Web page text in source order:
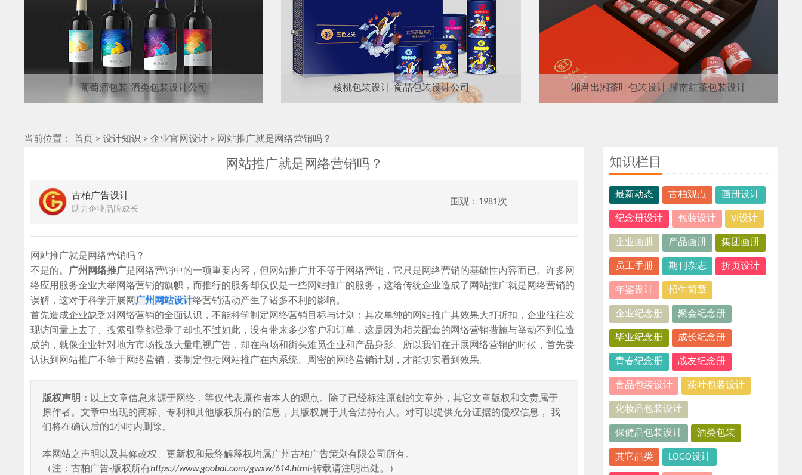
葡萄酒包装-酒类包装设计公司 核桃包装设计-食品包装设计公司 湘君出湘茶叶包装设计-湖南红茶包装设计
当前位置： 首页 >设计知识 >企业官网设计 > 网站推广就是网络营销吗？
网站推广就是网络营销吗？
古柏广告设计
助力企业品牌成长
围观：1981次
网站推广就是网络营销吗？
不是的。 广州网络推广是网络营销中的一项重要内容，但网站推广并不等于网络营销，它只是网络营销的基础性内容而已。许多网
络应用服务企业大举网络营销的旗帜，而推行的服务却仅仅是一些网站推广的服务，这给传统企业造成了网站推广就是网络营销的
误解，这对于科学开展网 广州网站设计络营销活动产生了诸多不利的影响。
首先造成企业缺乏对网络营销的全面认识，不能科学制定网络营销目标与计划；其次单纯的网站推广其效果大打折扣，企业往往发
现访问量上去了、搜索引擎都登录了却也不过如此，没有带来多少客户和订单，这是因为相关配套的网络营销措施与举动不到位造
成的，就像企业针对地方市场投放大量电视广告，却在商场和街头难觅企业和产品身影。所以我们在开展网络营销的时候，首先要
认识到网站推广不等于网络营销，要制定包括网站推广在内系统、周密的网络营销计划，才能切实看到效果。
版权声明： 以上文章信息来源于网络，等仅代表原作者本人的观点。除了已经标注原创的文章外，其它文章版权和文责属于
原作者。文章中出现的商标、专利和其他版权所有的信息，其版权属于其合法持有人。对可以提供充分证据的侵权信息， 我
们将在确认后的1小时内删除。
本网站之声明以及其修改权、更新权和最终解释权均属广州古柏广告策划有限公司所有。
（注：古柏广告-版权所有https://www.goobai.com/gwxw/614.html-转载请注明出处。）
知识栏目
最新动态 古柏观点 画册设计
纪念册设计 包装设计 VI设计
企业画册 产品画册 集团画册
员工手册 期刊杂志 折页设计
年鉴设计 招生简章
企业纪念册 聚会纪念册
毕业纪念册 成长纪念册
青春纪念册 战友纪念册
食品包装设计 茶叶包装设计
化妆品包装设计
保健品包装设计 酒类包装
其它品类 LOGO设计